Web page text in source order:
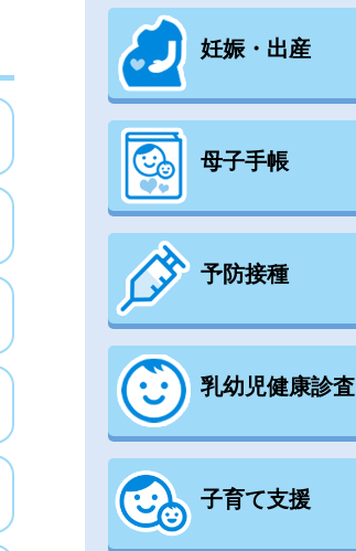
妊娠・出産
母子手帳
予防接種
乳幼児健康診査
子育て支援